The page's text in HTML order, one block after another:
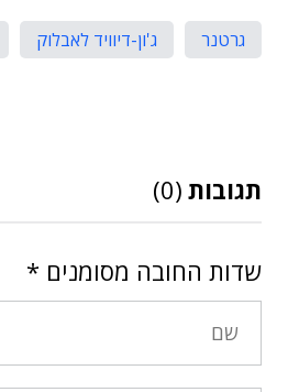
גרטנר ג'ון-דיוויד לאבלוק
תגובות (0)
שדות החובה מסומנים *